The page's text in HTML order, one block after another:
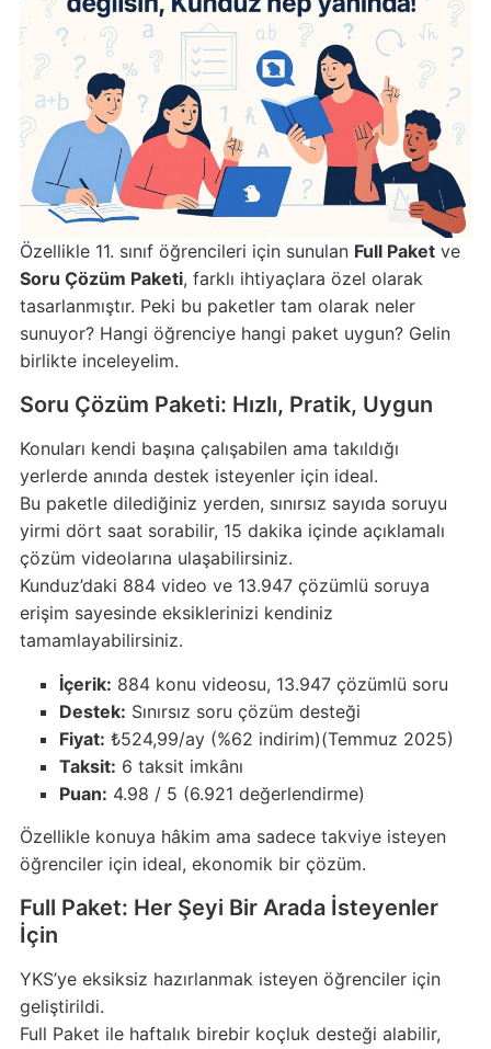
Özellikle 11. sınıf öğrencileri için sunulan Full Paketve
Soru Çözüm Paketi, farklı ihtiyaçlara özel olarak
tasarlanmıştır. Peki bu paketler tam olarak neler
sunuyor? Hangi öğrenciye hangi paket uygun? Gelin
birlikte inceleyelim.
Soru Çözüm Paketi: Hızlı, Pratik, Uygun
Konuları kendi başına çalışabilen ama takıldığı
yerlerde anında destek isteyenler için ideal.
Bu paketle dilediğiniz yerden, sınırsız sayıda soruyu
yirmi dört saat sorabilir, 15 dakika içinde açıklamalı
çözüm videolarına ulaşabilirsiniz.
Kunduz’daki 884 video ve 13.947 çözümlü soruya
erişim sayesinde eksiklerinizi kendiniz
tamamlayabilirsiniz.
İçerik: 884 konu videosu, 13.947 çözümlü soru
Destek: Sınırsız soru çözüm desteği
Fiyat: ₺524,99/ay (%62 indirim)(Temmuz 2025)
Taksit: 6 taksit imkânı
Puan: 4.98 / 5 (6.921 değerlendirme)
Özellikle konuya hâkim ama sadece takviye isteyen
öğrenciler için ideal, ekonomik bir çözüm.
Full Paket: Her Şeyi Bir Arada İsteyenler
İçin
YKS’ye eksiksiz hazırlanmak isteyen öğrenciler için
geliştirildi.
Full Paket ile haftalık birebir koçluk desteği alabilir,